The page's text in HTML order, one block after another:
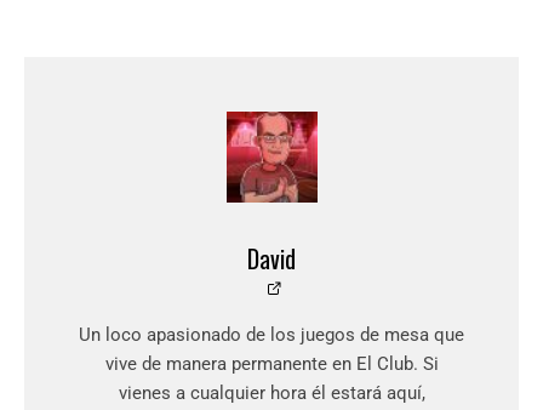
David
Un loco apasionado de los juegos de mesa que
vive de manera permanente en El Club. Si
vienes a cualquier hora él estará aquí,